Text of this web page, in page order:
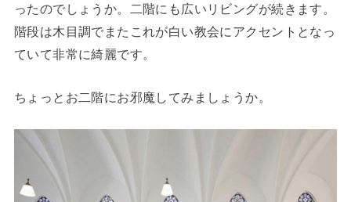
ったのでしょうか。二階にも広いリビングが続きます。
階段は木目調でまたこれが白い教会にアクセントとなっ
ていて非常に綺麗です。
ちょっとお二階にお邪魔してみましょうか。